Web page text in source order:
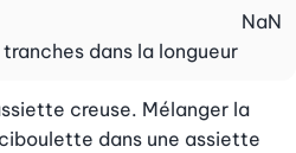
dans la longueur
NaN
creuse. Mélanger la
dans une assiette